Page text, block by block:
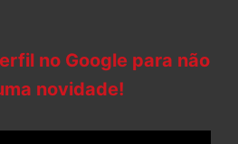
no Google para não
novidade!